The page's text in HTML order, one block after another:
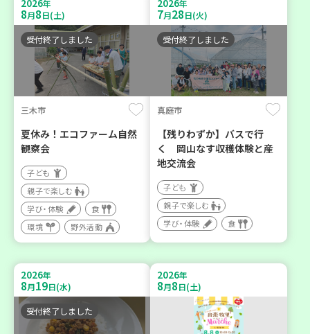
2026年
8月8日(土)
受付終了しました
三木市
夏休み！エコファーム自然
観察会
子ども
親子で楽しむ
学び・体験
食
環境
野外活動
2026年
7月28日(火)
受付終了しました
真庭市
【残りわずか】バスで行
く 岡山なす収穫体験と産
地交流会
子ども
親子で楽しむ
学び・体験
食
2026年
8月19日(水)
受付終了しました
2026年
8月8日(土)